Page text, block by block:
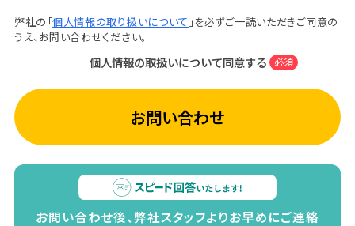
弊社の「個人情報の取り扱いについて 」を必ずご一読いただきご同意の
うえ、お問い合わせください。
個人情報の取扱いについて同意する 必須
お問い合わせ
お問い合わせ後、弊社スタッフよりお早めにご連絡